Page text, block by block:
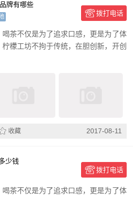
牌有哪些
拨打电话
茶不仅是为了追求口感，更是为了体
檬工坊不拘于传统，在胆创新，开创
收藏 2017-08-11
少钱
拨打电话
茶不仅是为了追求口感，更是为了体